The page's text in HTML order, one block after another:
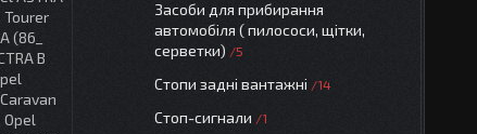
Tourer
(86_
B
Opel
Засоби для прибирання
автомобіля ( пилососи, щітки,
серветки)
5
Стопи задні вантажні 14
Стоп-сигнали 1